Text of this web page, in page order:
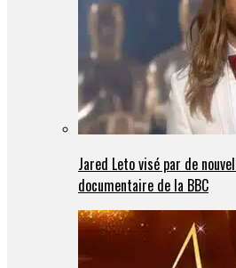
Jared Leto visé par de
documentaire de la BBC